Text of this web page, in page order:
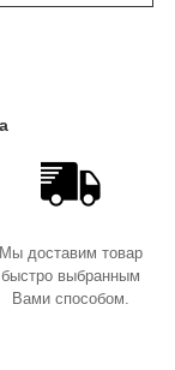
Мы доставим товар
быстро выбранным
Вами способом.